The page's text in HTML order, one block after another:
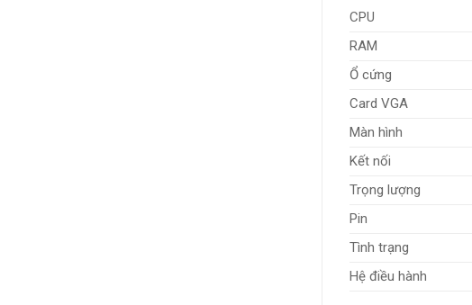
CPU
RAM
Ổ cứng
Card VGA
Màn hình
Kết nối
Trọng lượng
Pin
Tình trạng
Hệ điều hành